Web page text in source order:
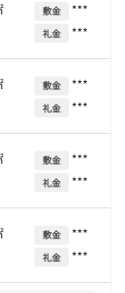
敷金 ***
礼金 ***
敷金 ***
礼金 ***
敷金 ***
礼金 ***
敷金 ***
礼金 ***